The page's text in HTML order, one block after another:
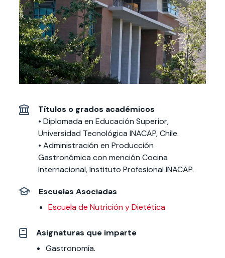
cursos
Especialidades y
estadías
Te puede
interesar:
International
students
Facultades
interesar:
2025
vinculación con la
sociedad
Extensión Cultural
Te puede interesar:Filantropía y Donaciones
intercambio
Servicios y apoyos
Te puede
interesar:
Explora el campus
Uandes
Noticias
estudiantiles
Títulos o grados académicos
• Diplomada en Educación Superior,
Universidad Tecnológica INACAP, Chile.
• Administración en Producción
Gastronómica con mención Cocina
Internacional, Instituto Profesional INACAP.
Escuelas Asociadas
Escuela de Nutrición y Dietética
Asignaturas que imparte
Gastronomía.